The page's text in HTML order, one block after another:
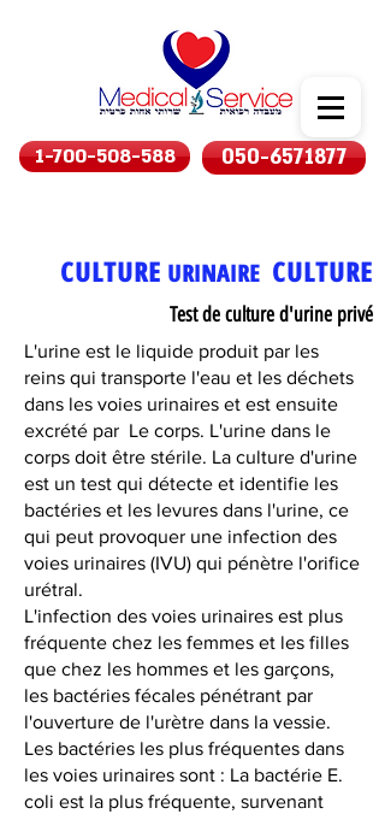
1-700-508-588 050-6571877
CULTURE URINAIRE CULTURE
Test de culture d'urine privé
L'urine est le liquide produit par les
reins qui transporte l'eau et les déchets
dans les voies urinaires et est ensuite
excrété par Le corps. L'urine dans le
corps doit être stérile. La culture d'urine
est un test qui détecte et identifie les
bactéries et les levures dans l'urine, ce
qui peut provoquer une infection des
voies urinaires (IVU) qui pénètre l'orifice
urétral.
L'infection des voies urinaires est plus
fréquente chez les femmes et les filles
que chez les hommes et les garçons,
les bactéries fécales pénétrant par
l'ouverture de l'urètre dans la vessie.
Les bactéries les plus fréquentes dans
les voies urinaires sont : La bactérie E.
coli est la plus fréquente, survenant